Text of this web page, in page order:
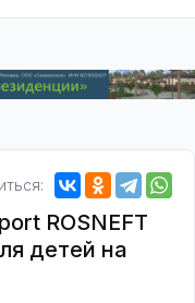
ROSNEFT
детей на